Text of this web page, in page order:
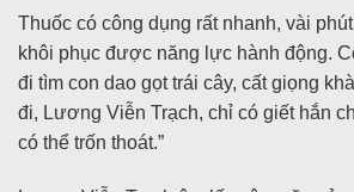
Thuốc có công dụng rất nhanh, vài
khôi phục được năng lực hành động.
đi tìm con dao gọt trái cây, cất giọng
đi, Lương Viễn Trạch, chỉ có giết hắn
có thể trốn thoát.”